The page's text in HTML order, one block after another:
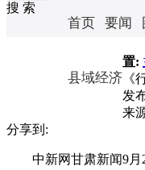
搜 索
首页 要闻
县域经济
置:
《
发
来
分享到:
中新网甘肃新闻9月